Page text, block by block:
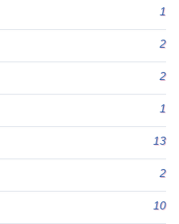
1
2
2
1
13
2
10